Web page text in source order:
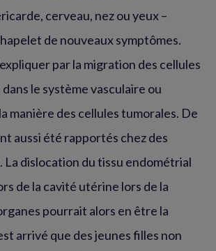
cerveau, nez ou yeux –
de nouveaux symptômes.
par la migration des cellules
le système vasculaire ou
manière des cellules tumorales. De
aussi été rapportés chez des
dislocation du tissu endométrial
de la cavité utérine lors de la
pourrait alors en être la
arrivé que des jeunes filles non